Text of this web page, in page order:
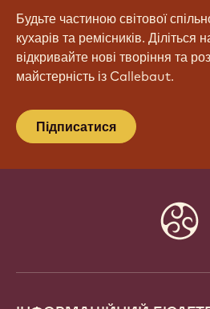
Будьте частиною світової
кухарів та ремісників. Діліться
відкривайте нові творіння та
майстерність із Callebaut.
Підписатися